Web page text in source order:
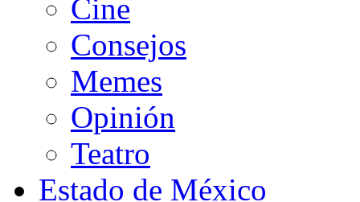
Cine
Consejos
Memes
Opinión
Teatro
Estado de México